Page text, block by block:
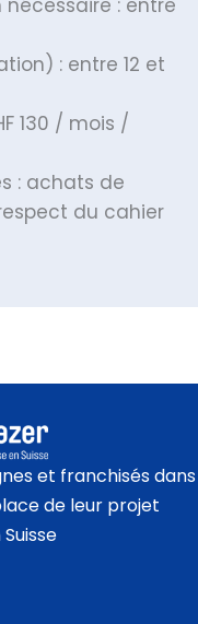
: entre
: entre 12 et
130 / mois /
: achats de
du cahier
et franchisés dans
de leur projet